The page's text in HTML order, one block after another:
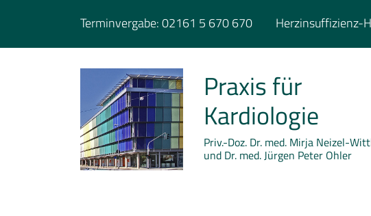
Terminvergabe:02161 5 670 670 Herzinsuffizienz-
Praxis für
Kardiologie
Priv.-Doz. Dr. med. Mirja Neizel-
und Dr. med. Jürgen Peter Ohler